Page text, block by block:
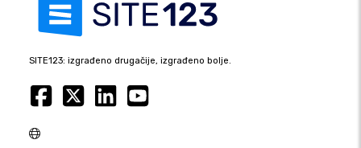
SITE123: izgrađeno drugačije, izgrađeno bolje.